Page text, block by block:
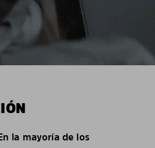
la mayoría de los